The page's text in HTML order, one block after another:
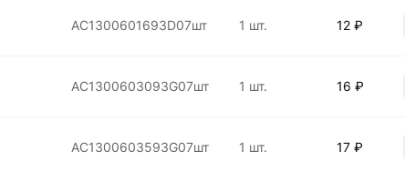
АС1300601693D07шт 1 шт. 12 ₽
АС1300603093G07шт 1 шт. 16 ₽
АС1300603593G07шт 1 шт. 17 ₽